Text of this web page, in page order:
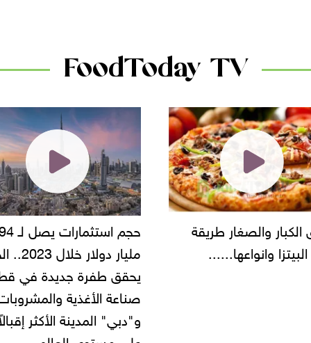
FoodToday TV
حجم استثمارات يصل لـ 94
"أمن القاهرة" يضبط
شركة مطاعم استولى
أموال المواطنين بزعم